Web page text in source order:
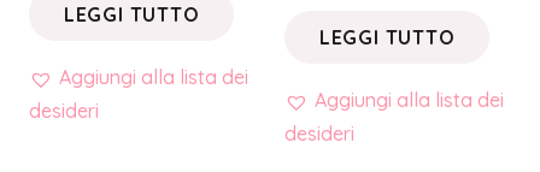
LEGGI TUTTO
Aggiungi alla lista dei
desideri
LEGGI TUTTO
Aggiungi alla lista dei
desideri